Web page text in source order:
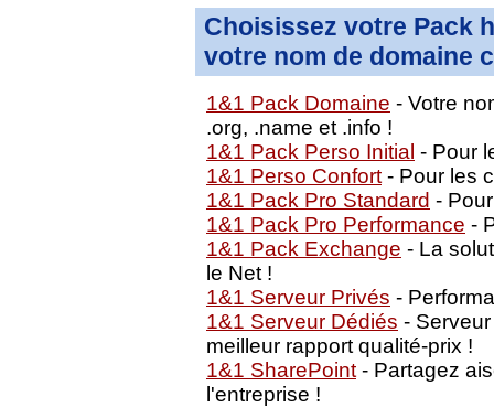
Choisissez votre Pack
votre nom de domaine
1&1 Pack Domaine - Votre
.org, .name et .info !
1&1 Pack Perso Initial - Pour
1&1 Perso Confort - Pour les
1&1 Pack Pro Standard -
1&1 Pack Pro Performance -
1&1 Pack Exchange - La
le Net !
1&1 Serveur Privés -
1&1 Serveur Dédiés -
meilleur rapport qualité-prix !
1&1 SharePoint - Partagez
l'entreprise !